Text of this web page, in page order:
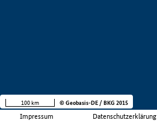
Impressum Datenschutzerklärung
100 km © Geobasis-DE / BKG 2015